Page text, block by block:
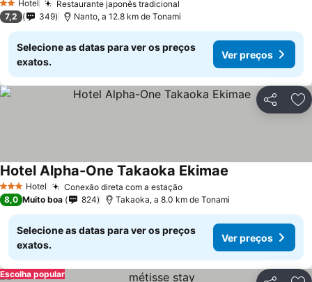
2 Estrelas
Hotel Restaurante japonês tradicional
7,2 349 Nanto, a 12.8 km de Tonami
Selecione as datas para ver os preços
exatos.
Ver preços
Partilhar
3 EstrelasHotel Conexão direta com a estaçãoVer preços
Hotel Alpha-One Takaoka Ekimae
8,0 Muito boa 824 Takaoka, a 8.0 km de Tonami
Selecione as datas para ver os preços
exatos.
Ver preços
Escolha popular